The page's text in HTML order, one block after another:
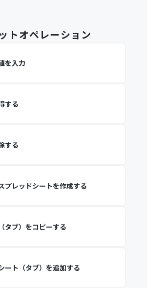
トオペレーション
を入力
する
する
プレッドシートを作成する
タブ）をコピーする
ート（タブ）を追加する